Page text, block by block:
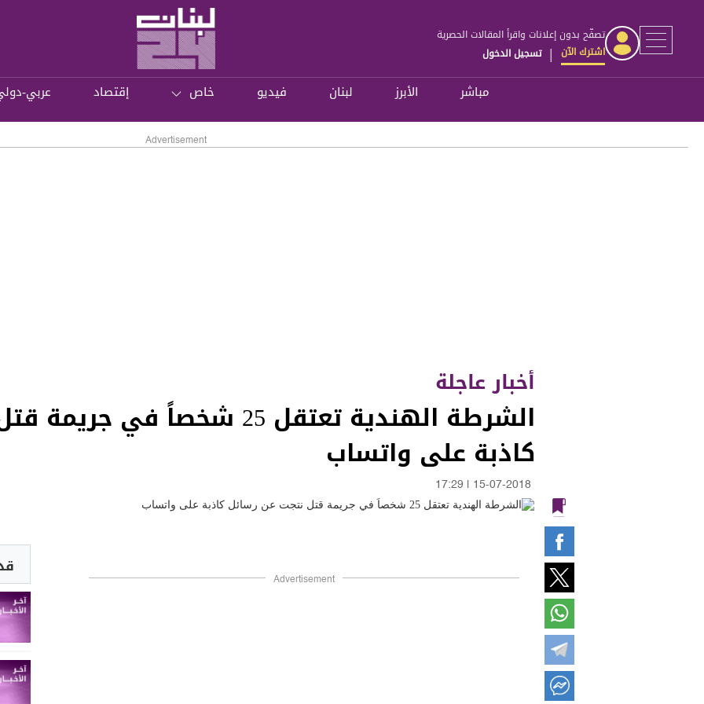
تصفّح بدون إعلانات واقرأ المقالات الحصرية
اشترك الآن | تسجيل الدخول
مباشر الأبرز لبنان فيديو خاص إقتصاد عربي-
Advertisement
أخبار عاجلة
الشرطة الهندية تعتقل 25 شخصاً
كاذبة على واتساب
15-07-2018
17:29
Advertisement